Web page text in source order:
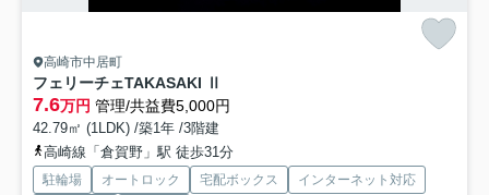
高崎市中居町
フェリーチェTAKASAKI Ⅱ
7.6万円 管理/共益費5,000円
42.79㎡ (1LDK) /築1年 /3階建
高崎線「倉賀野」駅 徒歩31分
駐輪場 オートロック 宅配ボックス
インターネット対応